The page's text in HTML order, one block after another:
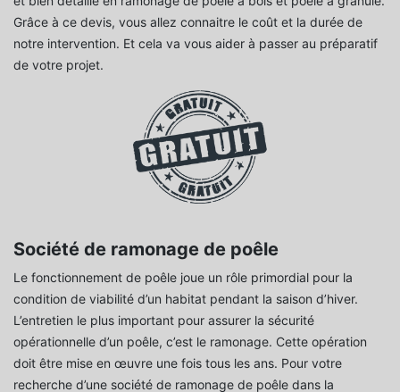
Grâce à ce devis, vous allez connaitre le coût et la durée de
notre intervention. Et cela va vous aider à passer au préparatif
de votre projet.
Société de ramonage de poêle
Le fonctionnement de poêle joue un rôle primordial pour la
condition de viabilité d’un habitat pendant la saison d’hiver.
L’entretien le plus important pour assurer la sécurité
opérationnelle d’un poêle, c’est le ramonage. Cette opération
doit être mise en œuvre une fois tous les ans. Pour votre
recherche d’une société de ramonage de poêle dans la